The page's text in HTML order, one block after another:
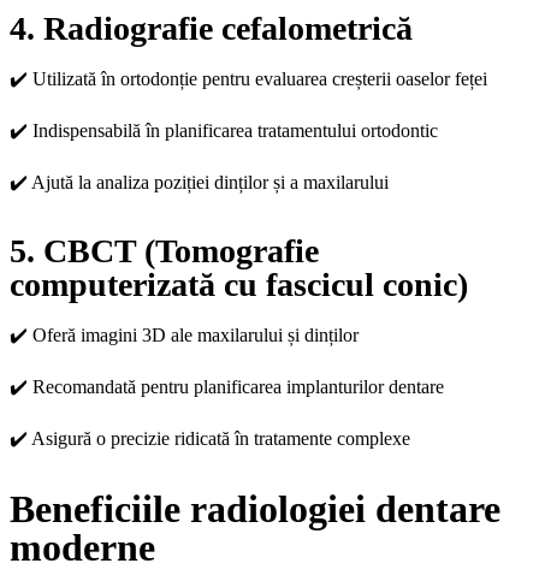
4. Radiografie cefalometrică
✔️ Utilizată în ortodonție pentru evaluarea creșterii oaselor feței
✔️ Indispensabilă în planificarea tratamentului ortodontic
✔️ Ajută la analiza poziției dinților și a maxilarului
5. CBCT (Tomografie
computerizată cu fascicul conic)
✔️ Oferă imagini 3D ale maxilarului și dinților
✔️ Recomandată pentru planificarea implanturilor dentare
✔️ Asigură o precizie ridicată în tratamente complexe
Beneficiile radiologiei dentare
moderne